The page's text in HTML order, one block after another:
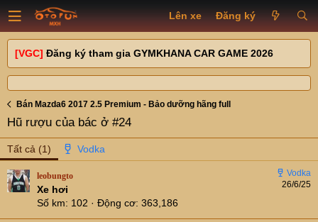
Lên xe Đăng ký
[VGC] Đăng ký tham gia GYMKHANA CAR GAME 2026
Bán Mazda6 2017 2.5 Premium - Bảo dưỡng hãng full
Hũ rượu của bác ở #24
Tất cả (1)
26/6/25
leobungto
Xe hơi
Số km
102 Động cơ 363,186